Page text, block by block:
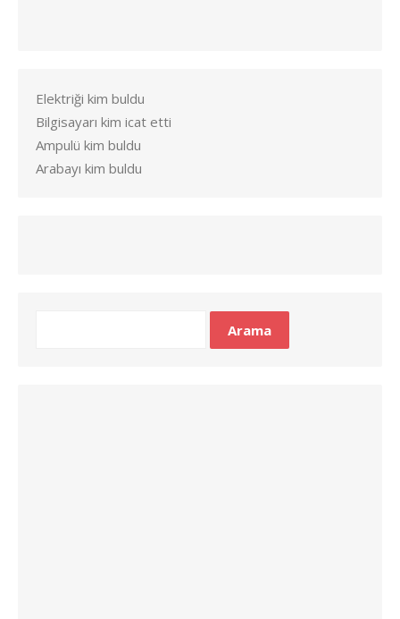
Elektriği kim buldu
Bilgisayarı kim icat etti
Ampulü kim buldu
Arabayı kim buldu